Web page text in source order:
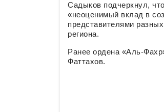
Садыков подчеркнул,
«неоценимый вклад в
представителями
региона.
Ранее ордена «Аль-
Фаттахов.